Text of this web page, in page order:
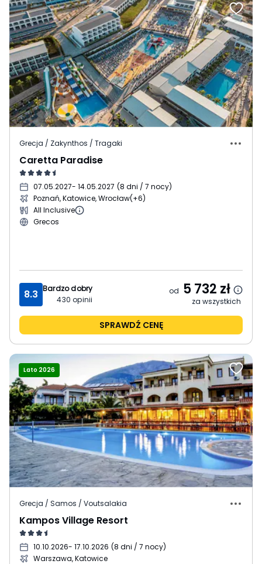
Grecja / Zakynthos / Tragaki
Caretta Paradise
07.05.2027- 14.05.2027 (8 dni / 7 nocy)
Poznań, Katowice, Wrocław(+6)
All Inclusive
Grecos
8.3 Bardzo dobry
430 opinii
od 5 732 zł
za wszystkich
SPRAWDŹ CENĘ
Lato 2026
Grecja / Samos / Voutsalakia
Kampos Village Resort
10.10.2026- 17.10.2026 (8 dni / 7 nocy)
Warszawa, Katowice